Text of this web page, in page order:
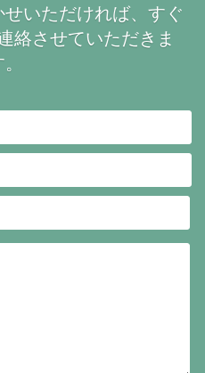
いただければ、すぐ
絡させていただきま